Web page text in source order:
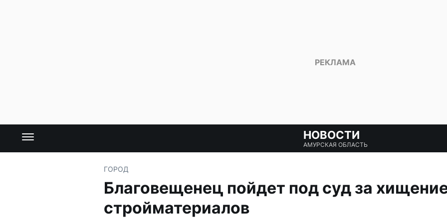
НОВОСТИ
АМУРСКАЯ ОБЛАСТЬ
ГОРОД
Благовещенец пойдет под суд за
стройматериалов